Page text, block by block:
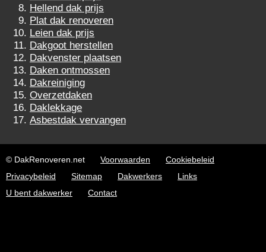
Hellend dak prijs
Plat dak renoveren
Leien dak prijs
Dakgoot herstellen
Dakvenster plaatsen
Daken ontmossen
Dakreiniging
Overzetdaken
Daklekkage
Asbestdak vervangen
© DakRenoveren.net Voorwaarden
Cookiebeleid
Privacybeleid
Sitemap Dakwerkers
Links
U bent dakwerker
Contact